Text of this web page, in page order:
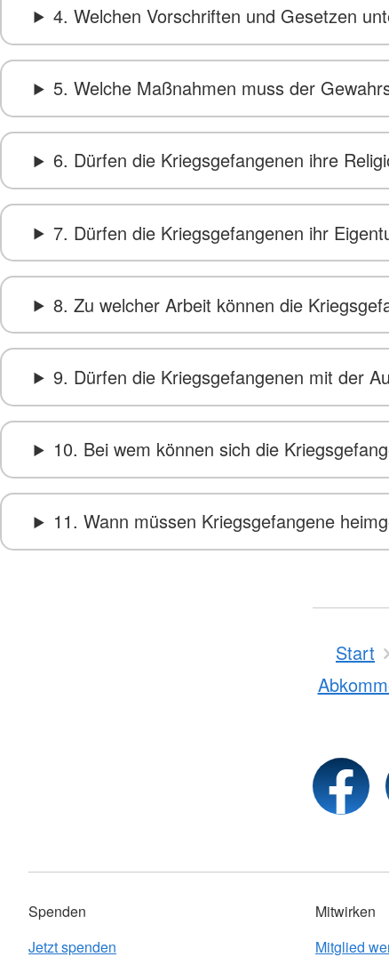
4. Welchen Vorschriften und Gesetzen
5. Welche Maßnahmen muss der
6. Dürfen die Kriegsgefangenen ihre
7. Dürfen die Kriegsgefangenen ihr
8. Zu welcher Arbeit können die
9. Dürfen die Kriegsgefangenen mit der
10. Bei wem können sich die
11. Wann müssen Kriegsgefangene
Start
Spenden
Jetzt spenden
Mitwirken
Mitglied